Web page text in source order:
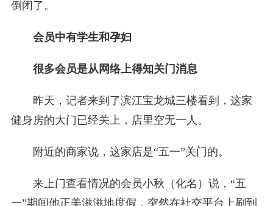
倒闭了。
会员中有学生和孕妇
很多会员是从网络上得知关门消息
昨天，记者来到了滨江宝龙城三楼看到，这家
健身房的大门已经关上，店里空无一人。
附近的商家说，这家店是“五一”关门的。
来上门查看情况的会员小秋（化名）说，“五
一”期间他正美滋滋地度假，突然在社交平台上刷到